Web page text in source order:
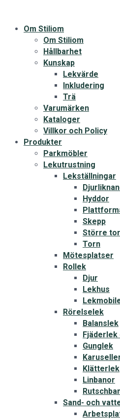
Om Stiliom
Om Stiliom
Hållbarhet
Kunskap
Lekvärde
Inkludering
Trä
Varumärken
Kataloger
Villkor och Policy
Produkter
Parkmöbler
Lekutrustning
Lekställningar
Hyddor
Skepp
Större
Torn
Mötesplatser
Rollek
Djur
Lekhus
Rörelselek
Balanslek
Fjäderlek
Gunglek
Klätterlek
Linbanor
Sand- och